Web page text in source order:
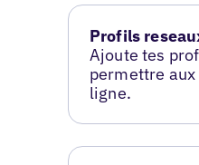
Profils
Ajoute tes
permettre
ligne.